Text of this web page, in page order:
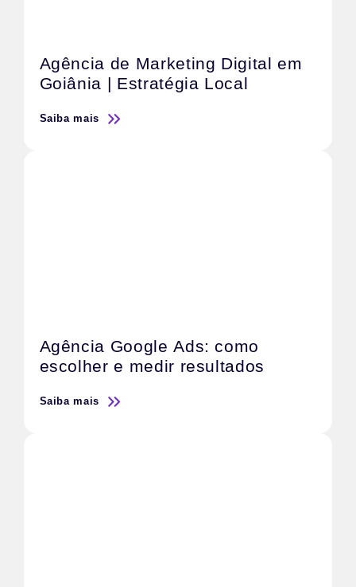
Agência de Marketing Digital em
Goiânia | Estratégia Local
Saiba mais
Agência Google Ads: como
escolher e medir resultados
Saiba mais